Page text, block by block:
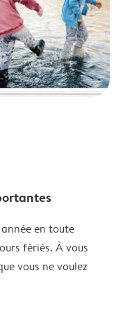
en toute
fériés. À vous
vous ne voulez